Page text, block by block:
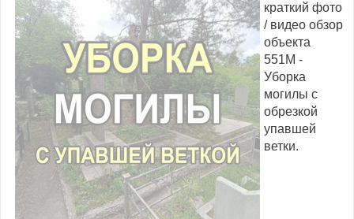
краткий фото
/ видео обзор
объекта
551M -
Уборка
могилы с
обрезкой
упавшей
ветки.